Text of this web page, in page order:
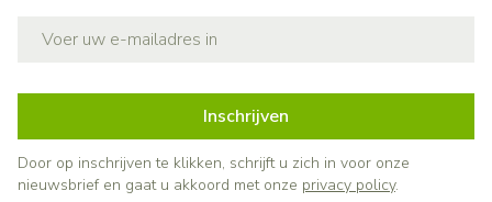
Inschrijven
Door op inschrijven te klikken, schrijft u zich in voor onze
nieuwsbrief en gaat u akkoord met onze privacy policy.